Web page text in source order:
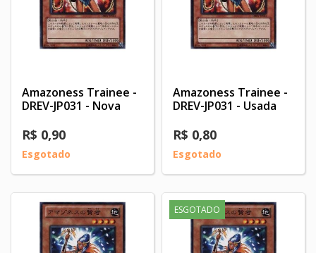
Amazoness Trainee -
DREV-JP031 - Nova
R$ 0,90
Esgotado
Amazoness Trainee -
DREV-JP031 - Usada
R$ 0,80
Esgotado
ESGOTADO